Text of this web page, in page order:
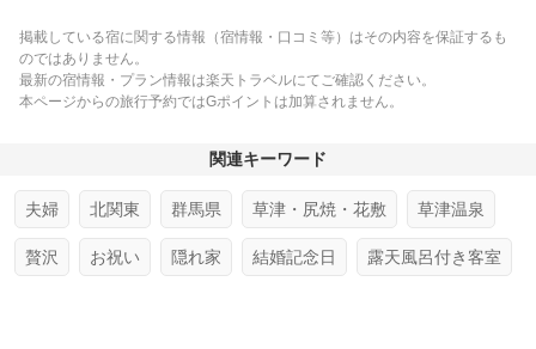
掲載している宿に関する情報（宿情報・口コミ等）はその内容を保証するも
のではありません。
最新の宿情報・プラン情報は楽天トラベルにてご確認ください。
本ページからの旅行予約ではGポイントは加算されません。
関連キーワード
夫婦 北関東 群馬県 草津・尻焼・花敷 草津温泉
贅沢 お祝い 隠れ家 結婚記念日 露天風呂付き客室